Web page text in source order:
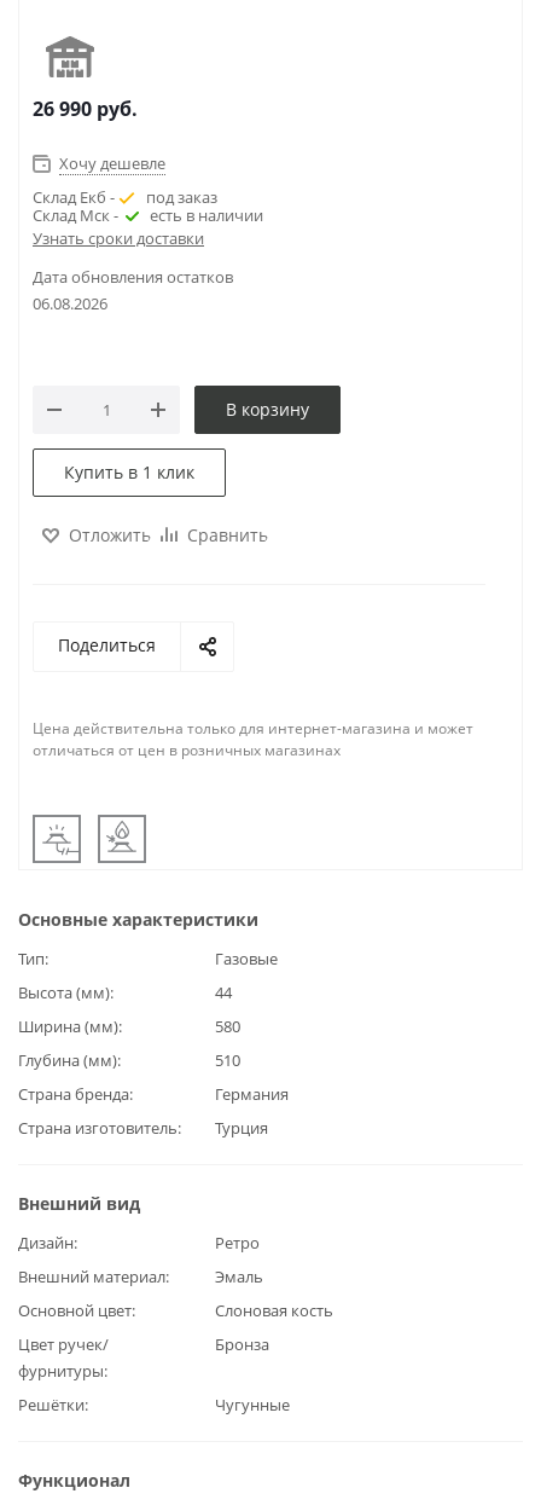
26 990 руб.
Хочу дешевле
Склад Екб -
под заказ
Склад Мск -
есть в наличии
Узнать сроки доставки
Дата обновления остатков
06.08.2026
В корзину
Купить в 1 клик
Отложить Сравнить
Поделиться
Цена действительна только для интернет-магазина и может
отличаться от цен в розничных магазинах
Основные характеристики
Тип
Газовые
Высота (мм)
44
Ширина (мм)
580
Глубина (мм)
510
Страна бренда
Германия
Страна изготовитель
Турция
Внешний вид
Дизайн
Ретро
Внешний материал
Эмаль
Основной цвет
Слоновая кость
Цвет ручек/
фурнитуры
Бронза
Решётки Чугунные
Функционал